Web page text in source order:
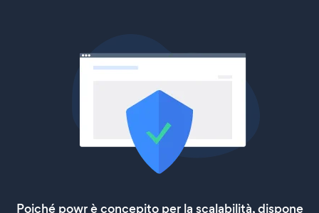
Poiché powr è concepito per la scalabilità, dispone